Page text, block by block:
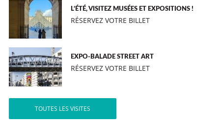
L’ÉTÉ, VISITEZ MUSÉES ET EXPOSITIONS !
RÉSERVEZ VOTRE BILLET
EXPO-BALADE STREET ART
RÉSERVEZ VOTRE BILLET
TOUTES LES VISITES